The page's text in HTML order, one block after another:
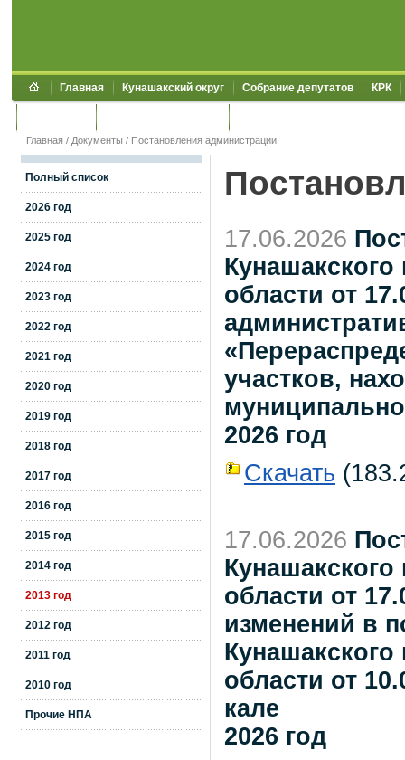
Главная Кунашакский округ Собрание депутатов КРК
Главная / Документы / Постановления администрации
Полный список
2026 год
2025 год
2024 год
2023 год
2022 год
2021 год
2020 год
2019 год
2018 год
2017 год
2016 год
2015 год
2014 год
2013 год
2012 год
2011 год
2010 год
Прочие НПА
17.06.2026
области от
участков,
2026 год
Скачать
17.06.2026
области от
изменений в
области от
кале
2026 год